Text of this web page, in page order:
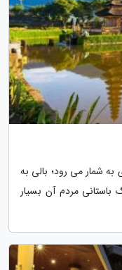
به شمار می رود؛ بالی به
باستانی مردم آن بسیار